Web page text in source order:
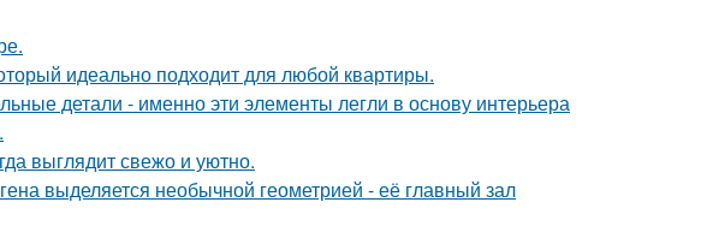
идеально подходит для любой квартиры.
детали - именно эти элементы легли в основу интерьера
выглядит свежо и уютно.
выделяется необычной геометрией - её главный зал